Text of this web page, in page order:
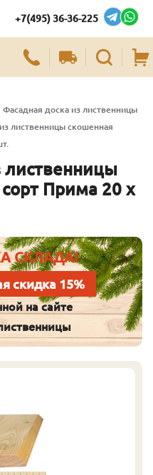
+7(495) 36-36-225
Фасадная доска из лиственницы
лиственницы скошенная
лиственницы
Прима 20 x
СКЛАДА!
скидка 15%
на сайте